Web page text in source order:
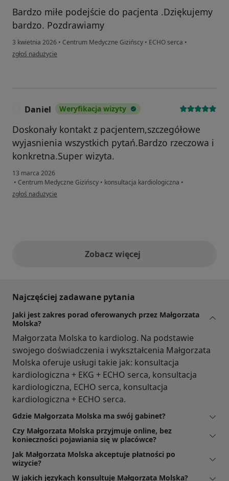
Bardzo miłe podejście do pacjenta .Dziękujemy
bardzo. Pozdrawiamy
3 kwietnia 2026 • Centrum Medyczne Gizińscy • ECHO serca •
w opinii użytkownika Katarzyna, Pawel
zgłoś nadużycie
Daniel Weryfikacja wizyty
Doskonały kontakt z pacjentem,szczegółowe
wyjasnienia wszystkich pytań.Bardzo rzeczowa i
konkretna.Super wizyta.
13 marca 2026
• Centrum Medyczne Gizińscy • konsultacja kardiologiczna •
w opinii użytkownika Daniel
zgłoś nadużycie
Zobacz więcejopinie powyżej
Najczęściej zadawane pytania
Jaki jest zakres porad oferowanych przez Małgorzata
Molska?
Małgorzata Molska to kardiolog. Na podstawie
swojego doświadczenia i wykształcenia Małgorzata
Molska oferuje usługi takie jak: konsultacja
kardiologiczna + EKG + ECHO serca, konsultacja
kardiologiczna, ECHO serca, konsultacja
kardiologiczna + ECHO serca.
Gdzie Małgorzata Molska ma swój gabinet?
Czy Małgorzata Molska przyjmuje online, bez
konieczności pojawiania się w placówce?
Jak Małgorzata Molska akceptuje płatności po
wizycie?
W jakich językach konsultuje Małgorzata Molska?